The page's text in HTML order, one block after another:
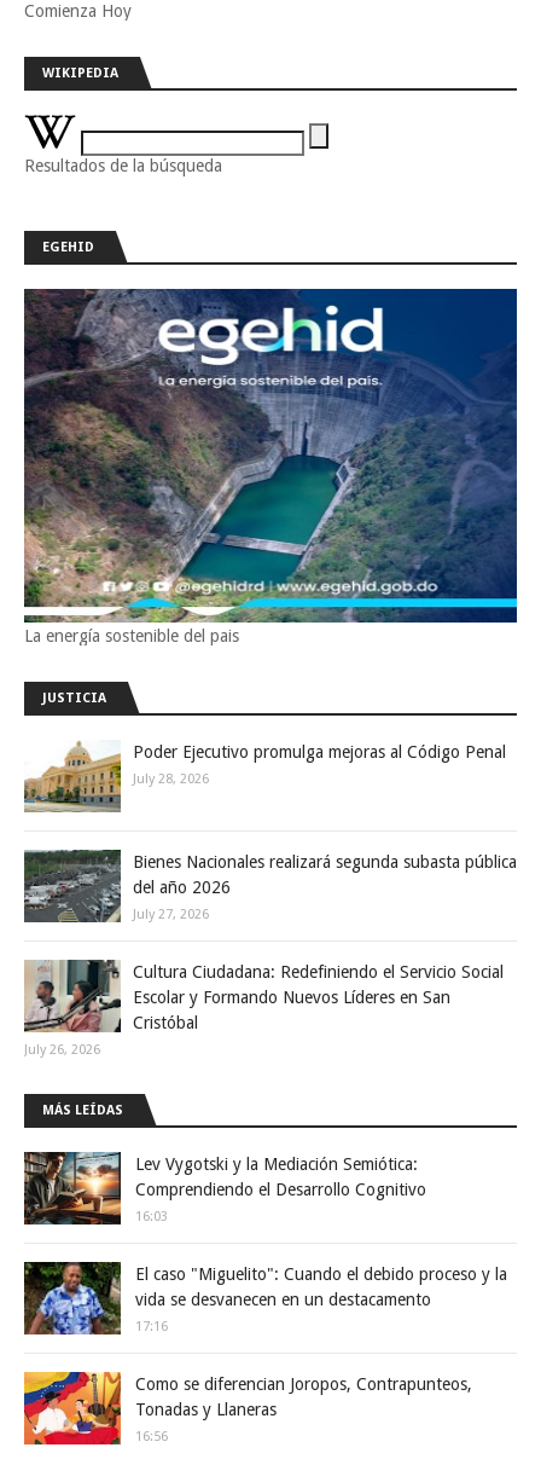
Comienza Hoy
WIKIPEDIA
Resultados de la búsqueda
EGEHID
La energía sostenible del pais
JUSTICIA
Poder Ejecutivo promulga mejoras al Código Penal
July 28, 2026
Bienes Nacionales realizará segunda subasta pública
del año 2026
July 27, 2026
Cultura Ciudadana: Redefiniendo el Servicio Social
Escolar y Formando Nuevos Líderes en San
Cristóbal
July 26, 2026
MÁS LEÍDAS
Lev Vygotski y la Mediación Semiótica:
Comprendiendo el Desarrollo Cognitivo
16:03
El caso "Miguelito": Cuando el debido proceso y la
vida se desvanecen en un destacamento
17:16
Como se diferencian Joropos, Contrapunteos,
Tonadas y Llaneras
16:56